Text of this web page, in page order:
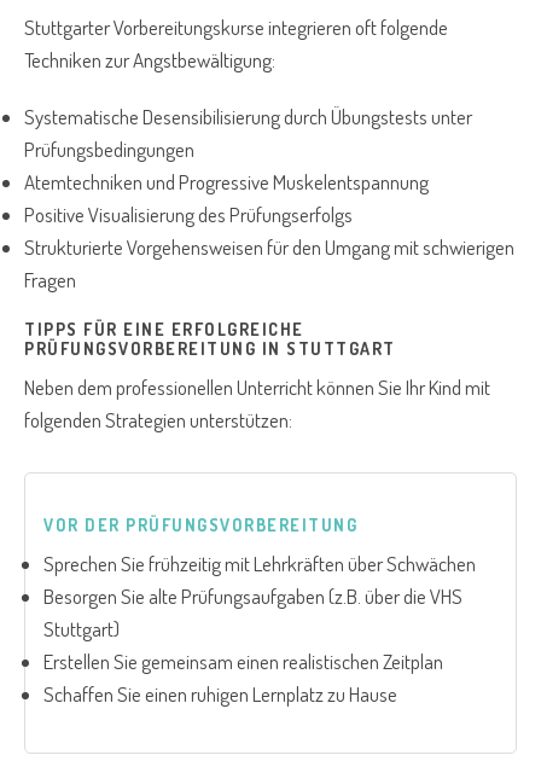
Stuttgarter Vorbereitungskurse integrieren oft folgende
Techniken zur Angstbewältigung:
Systematische Desensibilisierung durch Übungstests unter
Prüfungsbedingungen
Atemtechniken und Progressive Muskelentspannung
Positive Visualisierung des Prüfungserfolgs
Strukturierte Vorgehensweisen für den Umgang mit schwierigen
Fragen
TIPPS FÜR EINE ERFOLGREICHE
PRÜFUNGSVORBEREITUNG IN STUTTGART
Neben dem professionellen Unterricht können Sie Ihr Kind mit
folgenden Strategien unterstützen:
VOR DER PRÜFUNGSVORBEREITUNG
Sprechen Sie frühzeitig mit Lehrkräften über Schwächen
Besorgen Sie alte Prüfungsaufgaben (z.B. über die VHS
Stuttgart)
Erstellen Sie gemeinsam einen realistischen Zeitplan
Schaffen Sie einen ruhigen Lernplatz zu Hause